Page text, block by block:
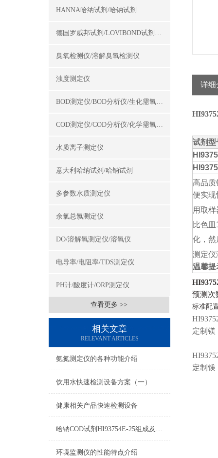
HANNA哈纳试剂/哈钠试剂
德国罗威邦试剂/LOVIBOND试剂/罗威邦试剂
臭氧检测仪/溶解臭氧检测仪
浊度测定仪
BOD测定仪/BOD分析仪/生化需氧量测定仪
COD测定仪/COD分析仪/化学需氧量测定仪
水质离子测定仪
意大利哈纳试剂/哈钠试剂
多参数水质测定仪
余氯总氯测定仪
DO/溶解氧测定仪/溶氧仪
电导率/电阻率/TDS测定仪
PH计/酸度计/ORP测定仪
查看更多 >>
相关文章
RELEVANT ARTICLES
氨氮测定仪的各种功能介绍
饮用水快速检测设备方案（一）
健康相关产品快速检测设备
哈钠COD试剂HI93754E-25组成及测量范围
环境监测仪的性能特点介绍
详细
试剂型
高品质
便实现
用取样
比色
化，然
测定仪
温馨提
预测次
标准配
定制镁
定制镁